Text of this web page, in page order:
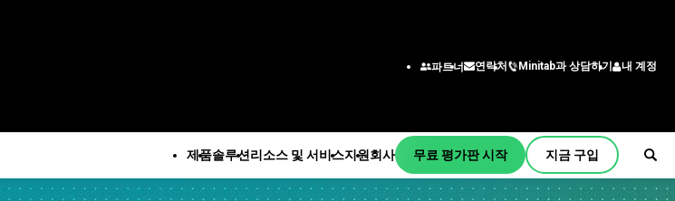
파트너
연락처 Minitab과 상담하기 내 계정
제품솔루션 리소스 및 서비스지원 회사 무료 평가판 시작 지금 구입